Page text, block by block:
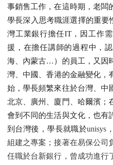
事銷售工作，在這時期，老闆
學長深入思考職涯選擇的重要
灣工業銀行擔任IT，因工作
援，在擔任講師的過程中，
海、內蒙古…）的員工，又因
灣、中國、香港的金融變化，
始，學長頻繁來往於台灣、中
北京、廣州、廈門、哈爾濱；
會到不同的生活與文化，也有
到台灣後，學長就職於unisys
組建之專案；接著在易保公司
任職於台新銀行，曾成功進行